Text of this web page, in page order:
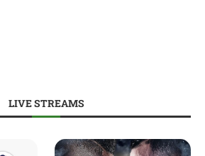
LIVE STREAMS